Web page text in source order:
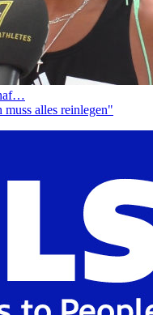
alles reinlegen"